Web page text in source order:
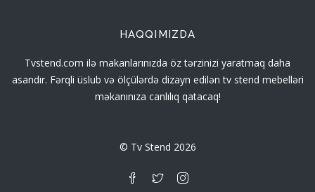
HAQQIMIZDA
Tvstend.com ilə makanlarınızda öz tərzinizi yaratmaq daha
asandır. Fərqli üslub və ölçülərdə dizayn edilən tv stend mebelləri
məkanınıza canlılıq qatacaq!
© Tv Stend 2026